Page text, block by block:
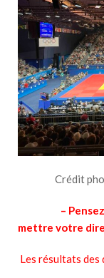
Crédit
–
mettre votre
Les résultats des